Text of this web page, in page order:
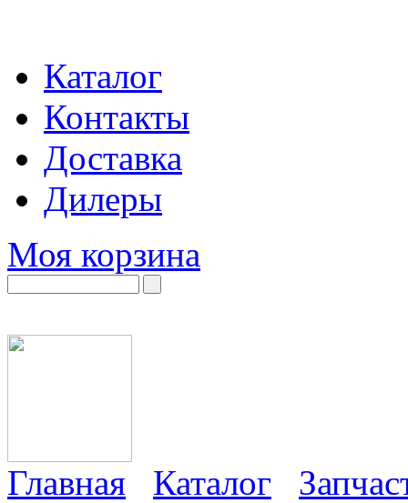
Каталог
Контакты
Доставка
Дилеры
Моя корзина
Главная Каталог